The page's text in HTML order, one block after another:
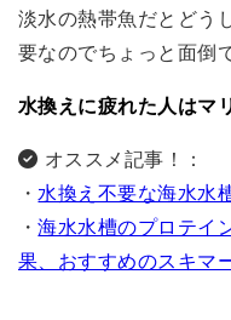
淡水の熱帯魚だとどう
要なのでちょっと面倒
水換えに疲れた人はマ
オススメ記事！：
・ 水換え不要な海水水
・海水水槽のプロテイ
果、おすすめのスキマ